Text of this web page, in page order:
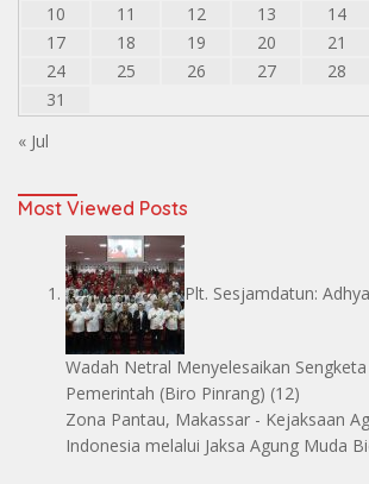
10
11 12 13 14
17
18 19 20 21
24
25 26 27 28
31
« Jul
Most Viewed Posts
Plt. Sesjamdatun:
Wadah Netral Menyelesaikan
Pemerintah (Biro Pinrang) (12)
Zona Pantau, Makassar - Kejaksaan
Indonesia melalui Jaksa Agung Muda